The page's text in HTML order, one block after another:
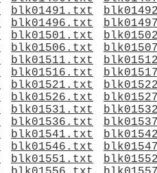
blk01491.txt
blk01496.txt
blk01501.txt
blk01506.txt
blk01511.txt
blk01516.txt
blk01521.txt
blk01526.txt
blk01531.txt
blk01536.txt
blk01541.txt
blk01546.txt
blk01551.txt